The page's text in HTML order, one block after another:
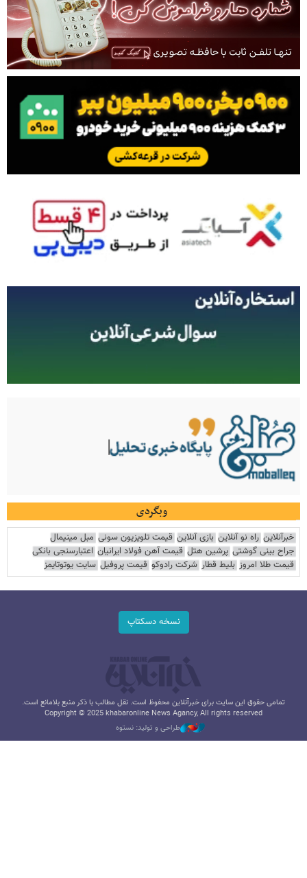
وبگردی
خبرآنلاین راه نو آنلاین بازی آنلاین قیمت تلویزیون سونی مبل مینیمال
جراح بینی گوشتی پرشین هتل قیمت آهن فولاد ایرانیان اعتبارسنجی بانکی
قیمت طلا امروز بلیط قطار شرکت رادوکو قیمت پروفیل سایت یوتوتایمز
نسخه دسکتاپ
تمامی حقوق این سایت برای خبرآنلاین محفوظ است. نقل مطالب با ذکر منبع بلامانع است.
Copyright © 2025 khabaronline News Agancy, All rights reserved
طراحی و تولید: نستوه